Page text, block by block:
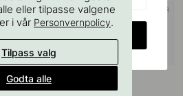
3 + LENGDER
Håndtak Tuba - Sort Tre
179 kr
På lager
eller tilpasse valgene
i vår Personvernpolicy.
Tilpass valg
Godta alle